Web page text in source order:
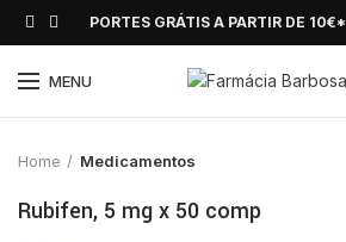
PORTES GRÁTIS A PARTIR DE 10€*
MENUClick to enlarge
Home Medicamentos
Rubifen, 5 mg x 50 comp